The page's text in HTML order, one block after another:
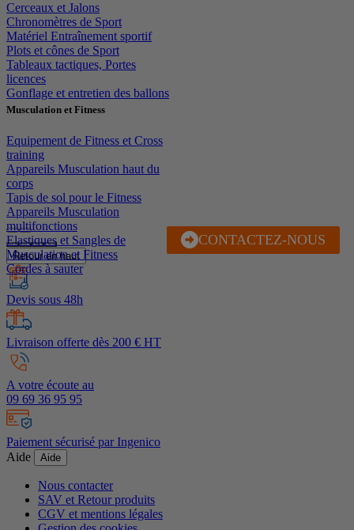
J'EN PROFITE
CONTACTEZ-NOUS
Cerceaux et Jalons
Chronomètres de Sport
Matériel Entraînement sportif
Plots et cônes de Sport
Tableaux tactiques, Portes
licences
Gonflage et entretien des ballons
Musculation et Fitness
Equipement de Fitness et Cross
training
Appareils Musculation haut du
corps
Tapis de sol pour le Fitness
Appareils Musculation
multifonctions
Elastiques et Sangles de
Musculation et Fitness
Cordes à sauter
Retour en haut
Devis sous 48h
Livraison offerte dès 200 € HT
A votre écoute au
09 69 36 95 95
Paiement sécurisé par Ingenico
Aide
Aide
Nous contacter
SAV et Retour produits
CGV et mentions légales